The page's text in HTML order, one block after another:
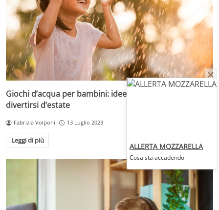
Giochi d’acqua per bambini: idee per rinfrescarsi e
divertirsi d’estate
Fabrizia Volponi 13 Luglio 2023
Leggi di più
ALLERTA MOZZARELLA
Cosa sta accadendo